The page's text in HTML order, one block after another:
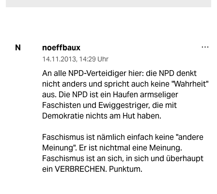
N noeffbaux
14.11.2013, 14:29 Uhr
An alle NPD-Verteidiger hier: die NPD denkt
nicht anders und spricht auch keine "Wahrheit"
aus. Die NPD ist ein Haufen armseliger
Faschisten und Ewiggestriger, die mit
Demokratie nichts am Hut haben.
Faschismus ist nämlich einfach keine "andere
Meinung". Er ist nichtmal eine Meinung.
Faschismus ist an sich, in sich und überhaupt
ein VERBRECHEN. Punktum.